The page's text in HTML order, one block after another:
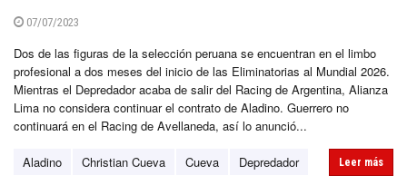
07/07/2023
Dos de las figuras de la selección peruana se encuentran en el limbo
profesional a dos meses del inicio de las Eliminatorias al Mundial 2026.
Mientras el Depredador acaba de salir del Racing de Argentina, Alianza
Lima no considera continuar el contrato de Aladino. Guerrero no
continuará en el Racing de Avellaneda, así lo anunció...
Aladino Christian Cueva Cueva Depredador Leer más